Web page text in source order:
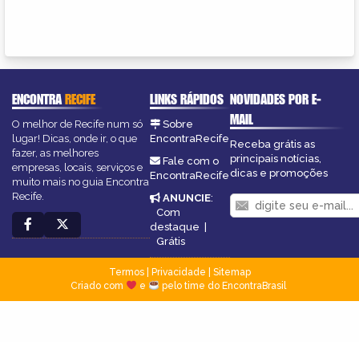
ENCONTRARECIFE
O melhor de Recife num só
lugar! Dicas, onde ir, o que
fazer, as melhores
empresas, locais, serviços e
muito mais no guia Encontra
Recife.
LINKS RÁPIDOS
Sobre
EncontraRecife
Fale com o
EncontraRecife
ANUNCIE:
Com
destaque |
Grátis
NOVIDADES POR E-
MAIL
Receba grátis as
principais notícias,
dicas e promoções
Termos| Privacidade
Sitemap
Criado com
e pelo time do EncontraBrasil